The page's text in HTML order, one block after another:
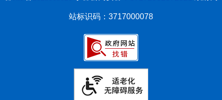
站标识码：3717000078